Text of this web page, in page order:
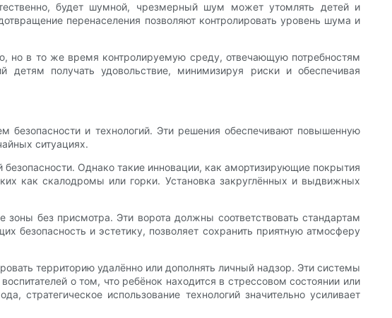
будет шумной, чрезмерный шум может утомлять детей и
перенаселения позволяют контролировать уровень шума и
но в то же время контролируемую среду, отвечающую потребностям
получать удовольствие, минимизируя риски и обеспечивая
и технологий. Эти решения обеспечивают повышенную
ситуациях.
Однако такие инновации, как амортизирующие покрытия
как скалодромы или горки. Установка закруглённых и выдвижных
без присмотра. Эти ворота должны соответствовать стандартам
безопасность и эстетику, позволяет сохранить приятную атмосферу
территорию удалённо или дополнять личный надзор. Эти системы
о том, что ребёнок находится в стрессовом состоянии или
стратегическое использование технологий значительно усиливает